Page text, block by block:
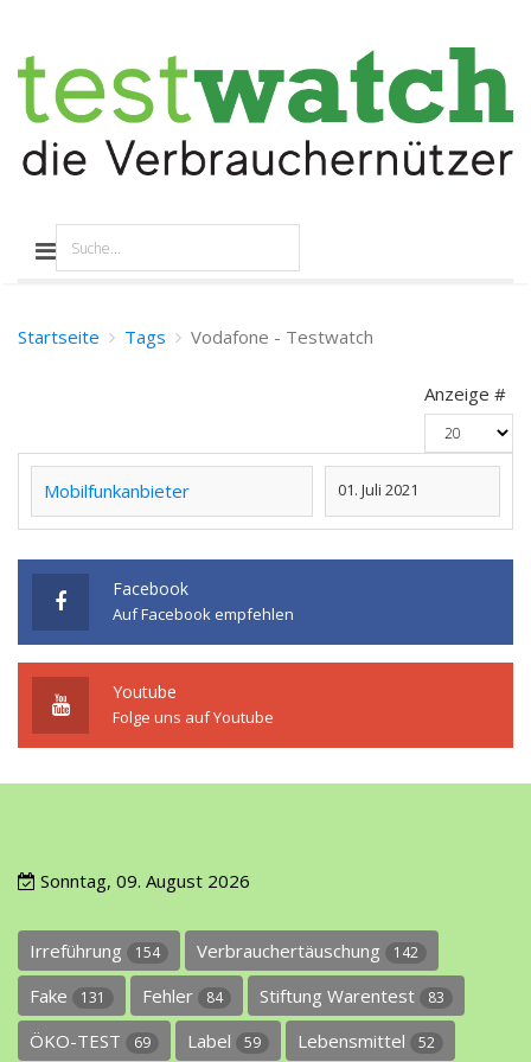
Startseite Tags Vodafone - Testwatch
Anzeige #
Mobilfunkanbieter 01. Juli 2021
Facebook
Auf Facebook empfehlen
Youtube
Folge uns auf Youtube
Sonntag, 09. August 2026
Irreführung 154 Verbrauchertäuschung 142
Fake 131 Fehler 84 Stiftung Warentest 83
ÖKO-TEST 69 Label 59 Lebensmittel 52